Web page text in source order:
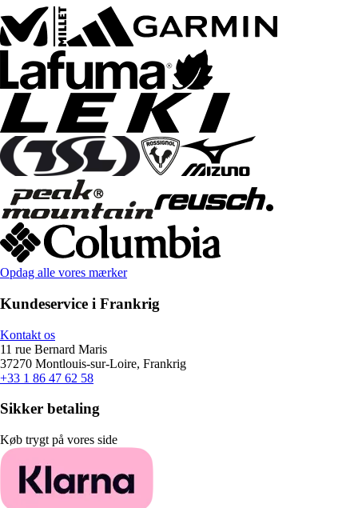
Opdag alle vores mærker
Kundeservice i Frankrig
Kontakt os
11 rue Bernard Maris
37270 Montlouis-sur-Loire, Frankrig
+33 1 86 47 62 58
Sikker betaling
Køb trygt på vores side